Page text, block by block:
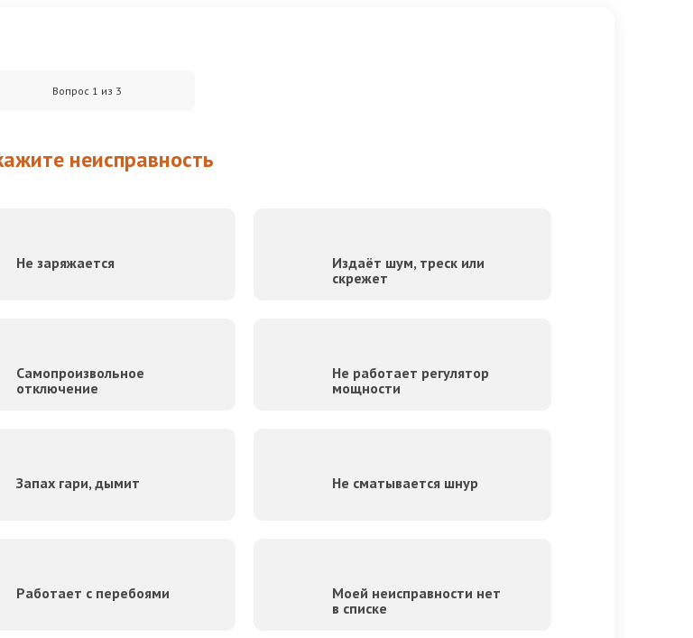
Вопрос 1 из 3
неисправность
Не заряжается
Издаёт шум, треск или
скрежет
Самопроизвольное
отключение
Не работает регулятор
мощности
Запах гари, дымит Не сматывается шнур
Работает с перебоями
Моей неисправности нет
в списке